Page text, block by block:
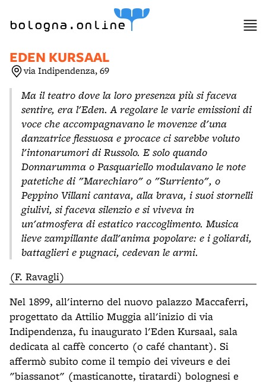
bologna.online
EDEN KURSAAL
via Indipendenza, 69
Ma il teatro dove la loro presenza più si faceva
sentire, era l'Eden. A regolare le varie emissioni di
voce che accompagnavano le movenze d'una
danzatrice flessuosa e procace ci sarebbe voluto
l'intonarumori di Russolo. E solo quando
Donnarumma o Pasquariello modulavano le note
patetiche di "Marechiaro" o "Surriento", o
Peppino Villani cantava, alla brava, i suoi stornelli
giulivi, si faceva silenzio e si viveva in
un'atmosfera di estatico raccoglimento. Musica
lieve zampillante dall'anima popolare: e i goliardi,
battaglieri e pugnaci, cedevan le armi.
(F. Ravagli)
Nel 1899, all'interno del nuovo palazzo Maccaferri,
progettato da Attilio Muggia all'inizio di via
Indipendenza, fu inaugurato l'Eden Kursaal, sala
dedicata al caffè concerto (o café chantant). Si
affermò subito come il tempio dei viveurs e dei
"biassanot" (masticanotte, tiratardi) bolognesi e